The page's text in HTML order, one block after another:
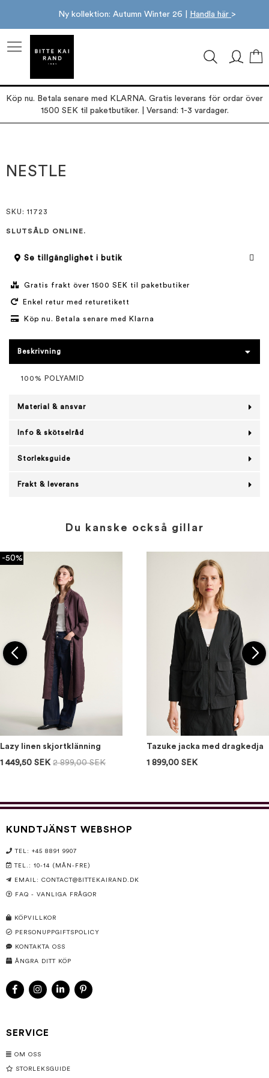
Ny kollektion: Autumn Winter 26 | Handla här >
Köp nu. Betala senare med KLARNA. Gratis leverans för ordar över
1500 SEK til paketbutiker. | Versand: 1-3 vardager.
slutet
av
början
av
NESTLE
SKU : 11723
SLUTSÅLD ONLINE.
Se tillgänglighet i butik
Gratis frakt över 1500 SEK til paketbutiker
Enkel retur med returetikett
Köp nu. Betala senare med Klarna
Beskrivning
100% POLYAMID
Material & ansvar
Info & skötselråd
Storleksguide
Frakt & leverans
Du kanske också gillar
-50%
Lazy linen skjortklänning
1 449,50 SEK 2 899,00 SEK
Tazuke jacka med dragkedja
1 899,00 SEK
KUNDTJÄNST WEBSHOP
TEL: +45 8891 9907
TEL.: 10-14 (MÅN-FRE)
EMAIL: CONTACT@BITTEKAIRAND.DK
FAQ - VANLIGA FRÅGOR
KÖPVILLKOR
PERSONUPPGIFTSPOLICY
KONTAKTA OSS
ÅNGRA DITT KÖP
SERVICE
OM OSS
STORLEKSGUIDE